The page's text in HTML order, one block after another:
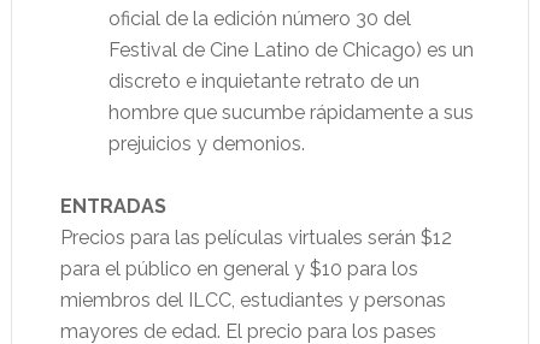
oficial de la edición número 30 del
Festival de Cine Latino de Chicago) es un
discreto e inquietante retrato de un
hombre que sucumbe rápidamente a sus
prejuicios y demonios.
ENTRADAS
Precios para las películas virtuales serán $12
para el público en general y $10 para los
miembros del ILCC, estudiantes y personas
mayores de edad. El precio para los pases